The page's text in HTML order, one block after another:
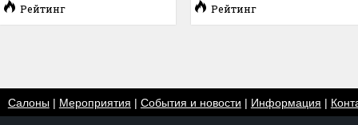
Рейтинг Рейтинг
Салоны| Мероприятия | События и новости | Информация |